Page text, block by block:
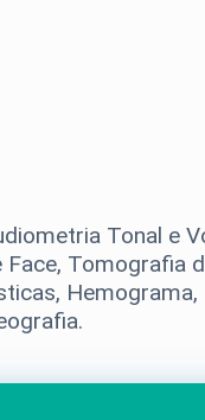
Tonal e
Tomografia
Hemograma,